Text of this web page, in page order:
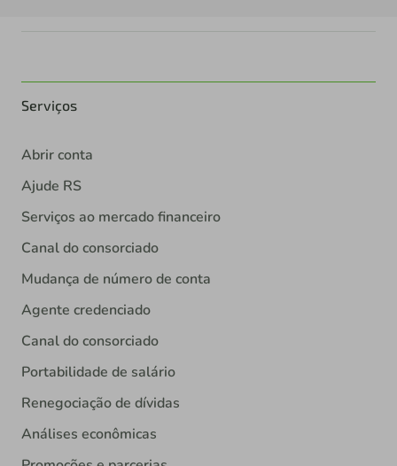
Serviços
Abrir conta
Ajude RS
Serviços ao mercado financeiro
Canal do consorciado
Mudança de número de conta
Agente credenciado
Canal do consorciado
Portabilidade de salário
Renegociação de dívidas
Análises econômicas